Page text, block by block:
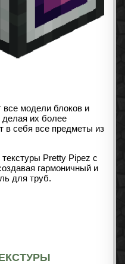
все модели блоков и
делая их более
в себя все предметы из
Pretty Pipez с
гармоничный и
для труб.